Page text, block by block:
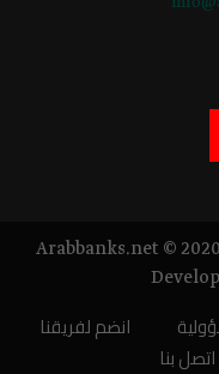
Arabbanks.net ©
انضم لفريقنا
اتصل بنا